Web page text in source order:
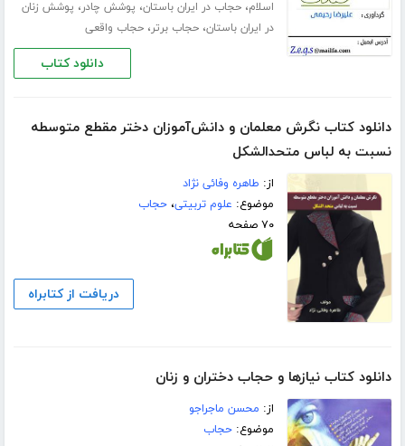
اسلام،حجاب در ایران باستان، پوشش چادر، پوشش زنان
در ایران باستان،حجاب برتر،حجاب واقعی
دانلود کتاب
دانلود کتاب نگرش معلمان و دانش‌آموزان دختر مقطع متوسطه
نسبت به لباس متحد‌الشکل
از: طاهره وفائی نژاد
موضوع: علوم تربیتی،حجاب
۷۰ صفحه
دریافت از کتابراه
دانلود کتاب نیازها و حجاب دختران و زنان
از: محسن ماجراجو
موضوع:حجاب